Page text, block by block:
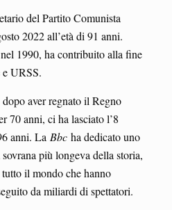
del Partito Comunista
2022 all’età di 91 anni.
1990, ha contribuito alla fine
URSS.
dopo aver regnato il Regno
70 anni, ci ha lasciato l’8
anni. La Bbcha dedicato uno
più longeva della storia,
il mondo che hanno
da miliardi di spettatori.